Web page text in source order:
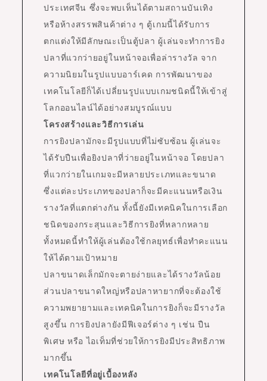
ประเทศจีน ซึ่งจะพบเห็นได้ตามสถานบันเทิง
หรือห้างสรรพสินค้าต่าง ๆ ตู้เกมนี้ได้รับการ
ตกแต่งให้มีลักษณะเป็นตู้ปลา ผู้เล่นจะทำการยิง
ปลาที่แวกว่ายอยู่ในหน้าจอเพื่อล่ารางวัล จาก
ความนิยมในรูปแบบอาร์เคด การพัฒนาของ
เทคโนโลยีก็ได้เปลี่ยนรูปแบบเกมชนิดนี้ให้เข้าสู่
โลกออนไลน์ได้อย่างสมบูรณ์แบบ
โครงสร้างและวิธีการเล่น
การยิงปลามักจะมีรูปแบบที่ไม่ซับซ้อน ผู้เล่นจะ
ได้รับปืนเพื่อยิงปลาที่ว่ายอยู่ในหน้าจอ โดยปลา
ที่แวกว่ายในเกมจะมีหลายประเภทและขนาด
ซึ่งแต่ละประเภทของปลาก็จะมีคะแนนหรือเงิน
รางวัลที่แตกต่างกัน ทั้งนี้ยังมีเทคนิคในการเลือก
ชนิดของกระสุนและวิธีการยิงที่หลากหลาย
ทั้งหมดนี้ทำให้ผู้เล่นต้องใช้กลยุทธ์เพื่อทำคะแนน
ให้ได้ตามเป้าหมาย
ปลาขนาดเล็กมักจะตายง่ายและได้รางวัลน้อย
ส่วนปลาขนาดใหญ่หรือปลาหายากที่จะต้องใช้
ความพยายามและเทคนิคในการยิงก็จะมีรางวัล
สูงขึ้น การยิงปลายังมีฟีเจอร์ต่าง ๆ เช่น ปืน
พิเศษ หรือ ไอเท็มที่ช่วยให้การยิงมีประสิทธิภาพ
มากขึ้น
เทคโนโลยีที่อยู่เบื้องหลัง